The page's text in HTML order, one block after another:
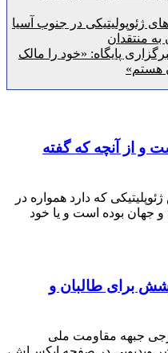
در جنوب آسیا
«خود را مالک
آنچه که گفته
که دارد همواره در
بوده است و یا خود
طالبان و
مقاومت ملی